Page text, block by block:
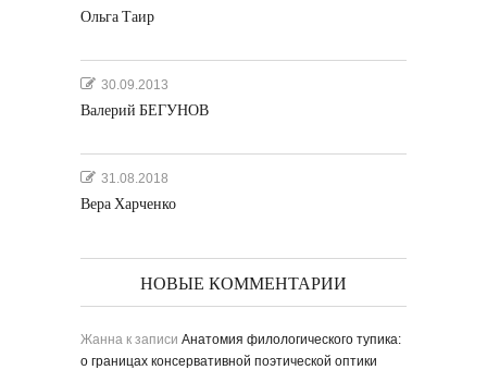
Ольга Таир
30.09.2013
Валерий БЕГУНОВ
31.08.2018
Вера Харченко
НОВЫЕ КОММЕНТАРИИ
Жанна к записи Анатомия филологического тупика:
о границах консервативной поэтической оптики